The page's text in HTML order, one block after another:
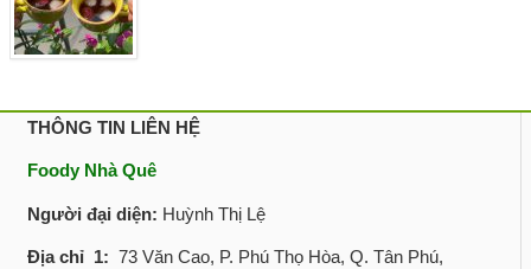
THÔNG TIN LIÊN HỆ
Foody Nhà Quê
Người đại diện: Huỳnh Thị Lệ
Địa chỉ 1: 73 Văn Cao, P. Phú Thọ Hòa, Q. Tân Phú,